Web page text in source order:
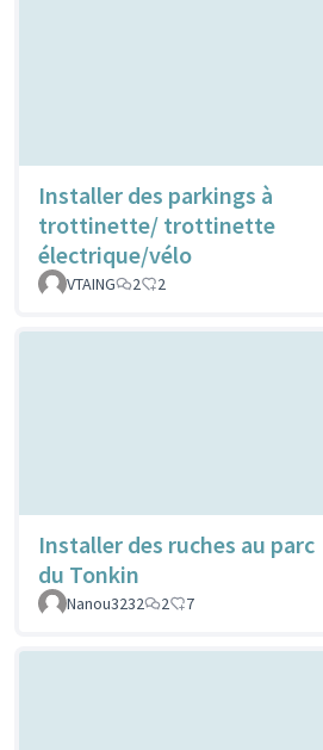
Installer des parkings à
trottinette/ trottinette
électrique/vélo
VTAING 2 2
Installer des ruches au parc
du Tonkin
Nanou3232
2 7